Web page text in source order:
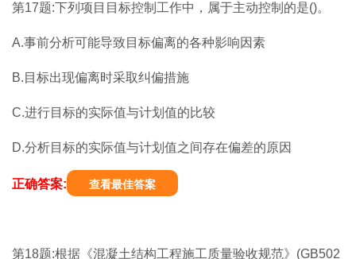
第17题:下列项目目标控制工作中，属于主动控制的是()。
A.事前分析可能导致目标偏离的各种影响因素
B.目标出现偏离时采取纠偏措施
C.进行目标的实际值与计划值的比较
D.分析目标的实际值与计划值之间存在偏差的原因
正确答案: 查看最佳答案
第18题:根据《混凝土结构工程施工质量验收规范》(GB502